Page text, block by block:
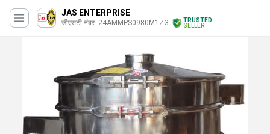
JAS ENTERPRISE
जीएसटी नंबर. 24AMMPS0980M1ZG
TRUSTED
SELLER